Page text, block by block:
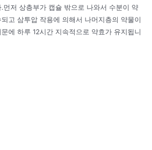
먼저 상층부가 캡슐 밖으로 나와서 수분이 약
고 삼투압 작용에 의해서 나머지층의 약물이
에 하루 12시간 지속적으로 약효가 유지됩니